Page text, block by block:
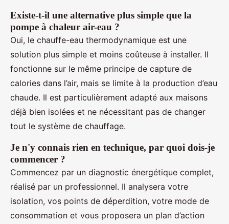
Existe-t-il une alternative plus simple que la
pompe à chaleur air-eau ?
Oui, le chauffe-eau thermodynamique est une
solution plus simple et moins coûteuse à installer. Il
fonctionne sur le même principe de capture de
calories dans l’air, mais se limite à la production d’eau
chaude. Il est particulièrement adapté aux maisons
déjà bien isolées et ne nécessitant pas de changer
tout le système de chauffage.
Je n'y connais rien en technique, par quoi dois-je
commencer ?
Commencez par un diagnostic énergétique complet,
réalisé par un professionnel. Il analysera votre
isolation, vos points de déperdition, votre mode de
consommation et vous proposera un plan d’action